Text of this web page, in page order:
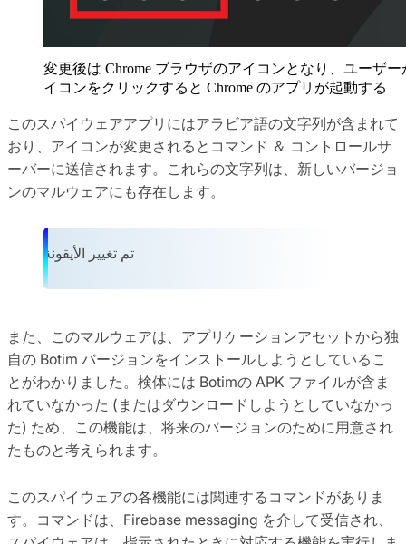
変更後は Chrome ブラウザのアイコンとなり、ユーザー
イコンをクリックすると Chrome のアプリが起動する
このスパイウェアアプリにはアラビア語の文字列が含まれて
おり、アイコンが変更されるとコマンド ＆ コントロールサ
ーバーに送信されます。これらの文字列は、新しいバージョ
ンのマルウェアにも存在します。
تم تغيير الأيقونة
また、このマルウェアは、アプリケーションアセットから独
自の Botim バージョンをインストールしようとしているこ
とがわかりました。検体には Botimの APK ファイルが含ま
れていなかった (またはダウンロードしようとしていなかっ
た) ため、この機能は、将来のバージョンのために用意され
たものと考えられます。
このスパイウェアの各機能には関連するコマンドがありま
す。コマンドは、Firebase messaging を介して受信され、